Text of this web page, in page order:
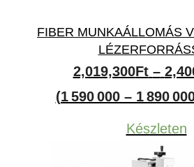
FIBER MUNKAÁLLOMÁS
2,019,300Ft –
(1 590 000 – 1 890
Készleten